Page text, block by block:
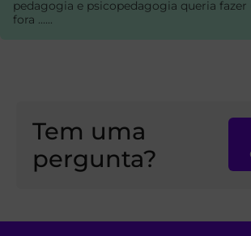
pedagogia e psicopedagogia queria
fora ......
Tem uma
pergunta?